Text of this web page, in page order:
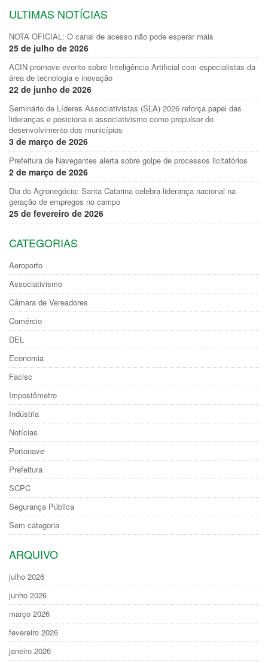
ULTIMAS NOTÍCIAS
NOTA OFICIAL: O canal de acesso não pode esperar mais
25 de julho de 2026
ACIN promove evento sobre Inteligência Artificial com especialistas da
área de tecnologia e inovação
22 de junho de 2026
Seminário de Líderes Associativistas (SLA) 2026 reforça papel das
lideranças e posiciona o associativismo como propulsor do
desenvolvimento dos municípios
3 de março de 2026
Prefeitura de Navegantes alerta sobre golpe de processos licitatórios
2 de março de 2026
Dia do Agronegócio: Santa Catarina celebra liderança nacional na
geração de empregos no campo
25 de fevereiro de 2026
CATEGORIAS
Aeroporto
Associativismo
Câmara de Vereadores
Comércio
DEL
Economia
Facisc
Impostômetro
Indústria
Notícias
Portonave
Prefeitura
SCPC
Segurança Pública
Sem categoria
ARQUIVO
julho 2026
junho 2026
março 2026
fevereiro 2026
janeiro 2026